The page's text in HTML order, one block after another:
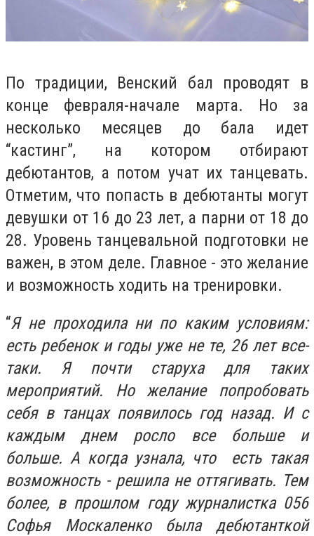
По традиции, Венский бал проводят в
конце февраля-начале марта. Но за
несколько месяцев до бала идет
“кастинг”, на котором отбирают
дебютантов, а потом учат их танцевать.
Отметим, что попасть в дебютанты могут
девушки от 16 до 23 лет, а парни от 18 до
28. Уровень танцевальной подготовки не
важен, в этом деле. Главное - это желание
и возможность ходить на тренировки.
“Я не проходила ни по каким условиям:
есть ребенок и годы уже не те, 26 лет все-
таки. Я почти старуха для таких
мероприятий. Но желание попробовать
себя в танцах появилось год назад. И с
каждым днем росло все больше и
больше. А когда узнала, что есть такая
возможность - решила не оттягивать. Тем
более, в прошлом году журналистка 056
Софья Москаленко была дебютанткой